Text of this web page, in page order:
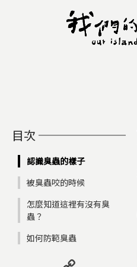
目次
認識臭蟲的樣子
被臭蟲咬的時候
怎麼知道這裡有沒有臭
蟲？
​如何防範臭蟲